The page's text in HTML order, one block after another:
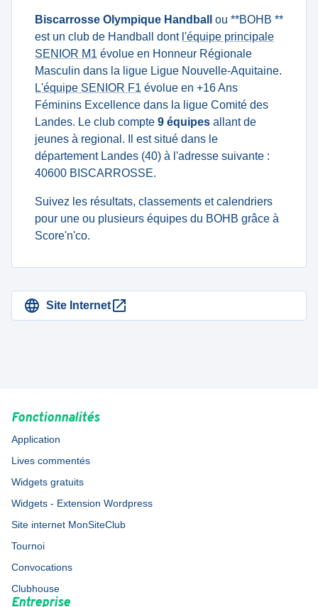
Biscarrosse Olympique Handball
ou **BOHB **
est un club de Handball dont l'équipe principale
SENIOR M1 évolue en Honneur Régionale
Masculin dans la ligue Ligue Nouvelle-Aquitaine.
L'équipe SENIOR F1 évolue en +16 Ans
Féminins Excellence dans la ligue Comité des
Landes. Le club compte 9 équipes allant de
jeunes à regional. Il est situé dans le
département Landes (40) à l'adresse suivante :
40600 BISCARROSSE.
Suivez les résultats, classements et calendriers
pour une ou plusieurs équipes du BOHB grâce à
Score'n'co.
Site Internet
Fonctionnalités
Application
Lives commentés
Widgets gratuits
Widgets - Extension Wordpress
Site internet MonSiteClub
Tournoi
Convocations
Clubhouse
Entreprise